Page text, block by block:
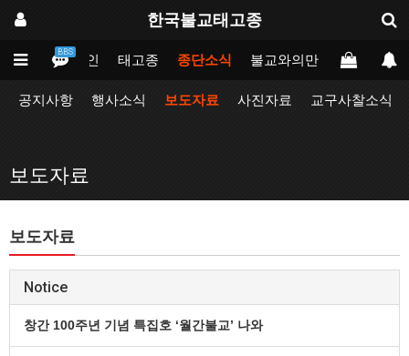
한국불교태고종
BBS
메인 태고종 종단소식 불교와의만남 업무포털
공지사항 행사소식 보도자료 사진자료 교구사찰소식
보도자료
보도자료
Notice
창간 100주년 기념 특집호 ‘월간불교’ 나와